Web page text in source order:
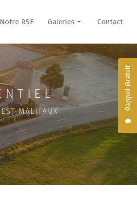
Rappel Gratuit
Notre RSE Galeries
créations culinaires
du Domaine
de la Cour pour mariage
professionnel
du Parc pour mariage
dans un château
Contact
MALIFAUX